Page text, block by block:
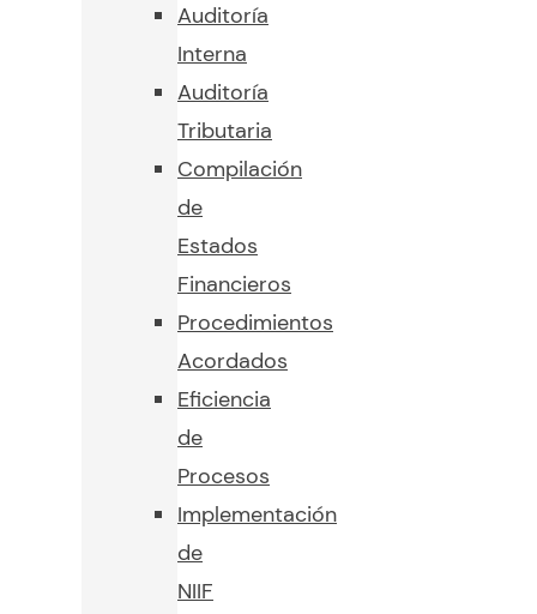
Auditoría
Interna
Auditoría
Tributaria
Compilación
de
Estados
Financieros
Procedimientos
Acordados
Eficiencia
de
Procesos
Implementación
de
NIIF